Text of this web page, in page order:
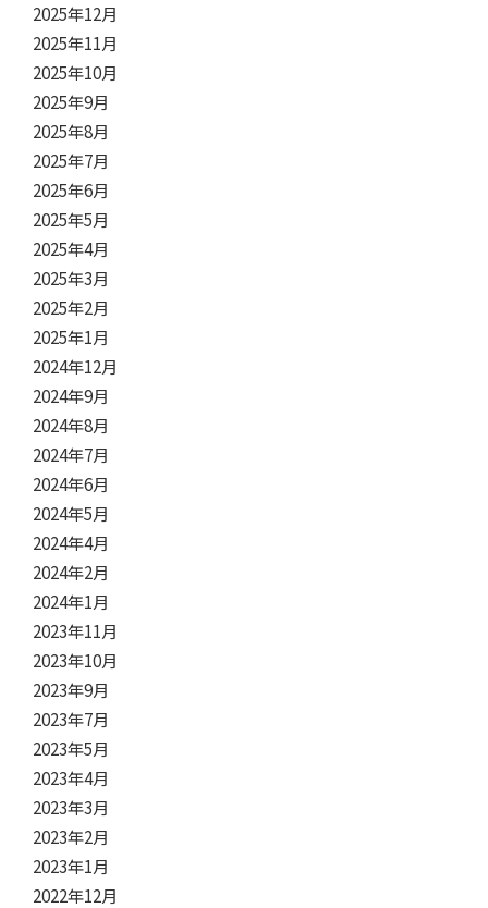
2025年12月
2025年11月
2025年10月
2025年9月
2025年8月
2025年7月
2025年6月
2025年5月
2025年4月
2025年3月
2025年2月
2025年1月
2024年12月
2024年9月
2024年8月
2024年7月
2024年6月
2024年5月
2024年4月
2024年2月
2024年1月
2023年11月
2023年10月
2023年9月
2023年7月
2023年5月
2023年4月
2023年3月
2023年2月
2023年1月
2022年12月